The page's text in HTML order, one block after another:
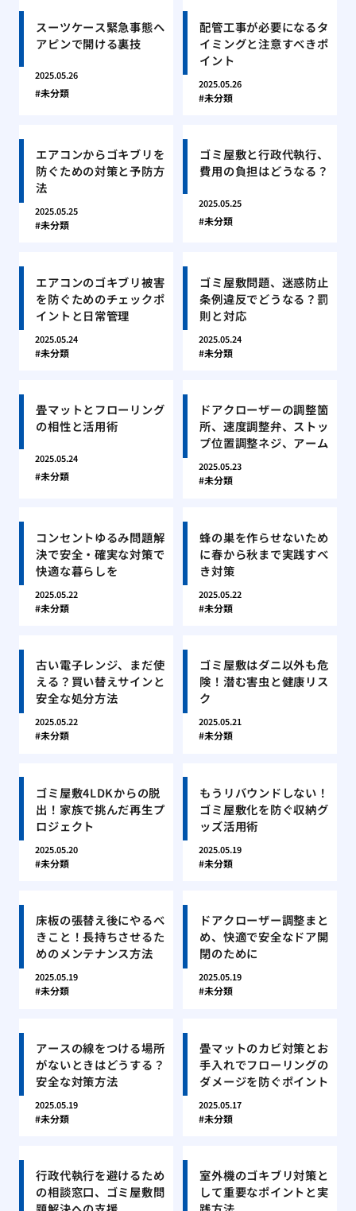
スーツケース緊急事態ヘ
アピンで開ける裏技
2025.05.26
未分類
配管工事が必要になるタ
イミングと注意すべきポ
イント
2025.05.26
未分類
エアコンからゴキブリを
防ぐための対策と予防方
法
2025.05.25
未分類
ゴミ屋敷と行政代執行、
費用の負担はどうなる？
2025.05.25
未分類
エアコンのゴキブリ被害
を防ぐためのチェックポ
イントと日常管理
2025.05.24
未分類
ゴミ屋敷問題、迷惑防止
条例違反でどうなる？罰
則と対応
2025.05.24
未分類
畳マットとフローリング
の相性と活用術
2025.05.24
未分類
ドアクローザーの調整箇
所、速度調整弁、ストッ
プ位置調整ネジ、アーム
2025.05.23
未分類
コンセントゆるみ問題解
決で安全・確実な対策で
快適な暮らしを
2025.05.22
未分類
蜂の巣を作らせないため
に春から秋まで実践すべ
き対策
2025.05.22
未分類
古い電子レンジ、まだ使
える？買い替えサインと
安全な処分方法
2025.05.22
未分類
ゴミ屋敷はダニ以外も危
険！潜む害虫と健康リス
ク
2025.05.21
未分類
ゴミ屋敷4LDKからの脱
出！家族で挑んだ再生プ
ロジェクト
2025.05.20
未分類
もうリバウンドしない！
ゴミ屋敷化を防ぐ収納グ
ッズ活用術
2025.05.19
未分類
床板の張替え後にやるべ
きこと！長持ちさせるた
めのメンテナンス方法
2025.05.19
未分類
ドアクローザー調整まと
め、快適で安全なドア開
閉のために
2025.05.19
未分類
アースの線をつける場所
がないときはどうする？
安全な対策方法
2025.05.19
未分類
畳マットのカビ対策とお
手入れでフローリングの
ダメージを防ぐポイント
2025.05.17
未分類
行政代執行を避けるため
の相談窓口、ゴミ屋敷問
室外機のゴキブリ対策と
して重要なポイントと実